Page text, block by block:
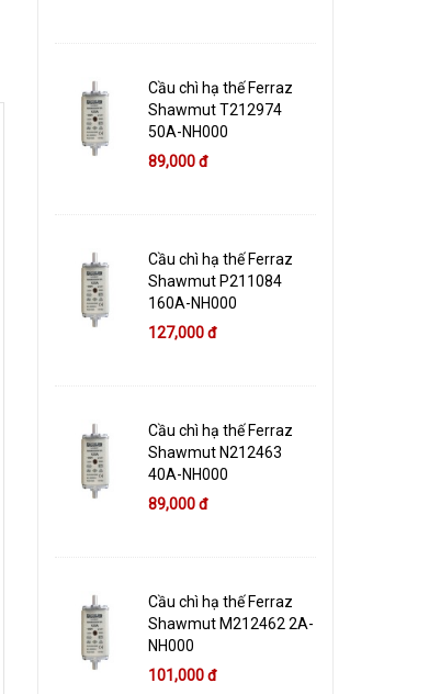
Cầu chì hạ thế Ferraz
Shawmut T212974
50A-NH000
89,000 đ
Cầu chì hạ thế Ferraz
Shawmut P211084
160A-NH000
127,000 đ
Cầu chì hạ thế Ferraz
Shawmut N212463
40A-NH000
89,000 đ
Cầu chì hạ thế Ferraz
Shawmut M212462 2A-
NH000
101,000 đ